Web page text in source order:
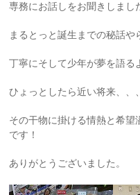
専務にお話しをお聞きしまし
まるとっと誕生までの秘話
丁寧にそして少年が夢を語る
ひょっとしたら近い将来、
その干物に掛ける情熱と希
です！
ありがとうございました。